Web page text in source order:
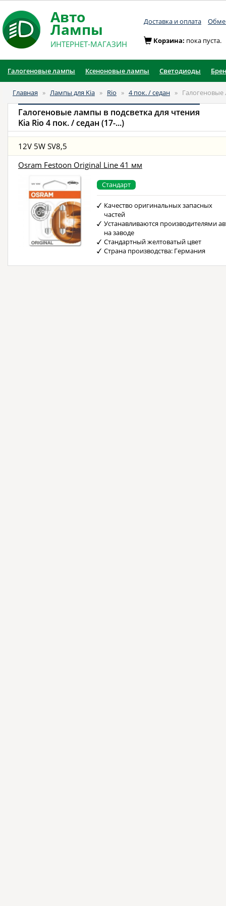
Авто
Лампы
ИНТЕРНЕТ-МАГАЗИН
Доставка и оплата
Корзина: пока пуста.
Галогеновые лампы Ксеноновые лампы Светодиоды
Главная » Лампы для Kia » Rio » 4 пок. / седан » Галогеновые
Галогеновые лампы в подсветка для чтения
Kia Rio 4 пок. / седан (17-...)
12V 5W SV8,5
Osram Festoon Original Line 41 мм
Стандарт
Качество оригинальных запасных
частей
Устанавливаются производителями
на заводе
Стандартный желтоватый цвет
Страна производства: Германия